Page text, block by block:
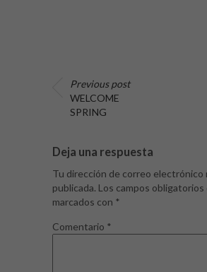
Previous post
WELCOME
SPRING
Deja una respuesta
Tu dirección de correo electrónico
publicada. Los campos obligatorios
marcados con *
Comentario *